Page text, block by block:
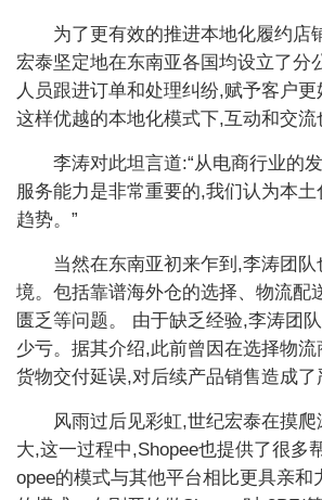
为了更有效的推进本地化履约店
宏泰坚定地在东南亚各国均设立了分
人员跟进订单和处理纠纷,赋予客户
这样优越的本地化模式下,互动和交流
李涛对此坦言道:“从电商行业的
服务能力是非常重要的,我们认为本
趋势。”
当然在东南亚初来乍到,李涛团队
境。包括靠谱海外仓的选择、物流配
匮乏等问题。 由于缺乏经验,李涛团
少亏。据其介绍,此前曾因在选择物
货物交付延误,对后续产品销售造成了
风雨过后见彩虹,世纪宏泰在摸
大,这一过程中,Shopee也提供了很多
opee的模式与其他平台相比更具亲和